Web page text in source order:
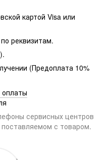
картой Visa или
реквизитам.
(Предоплата 10%
сервисных центров
с товаром.